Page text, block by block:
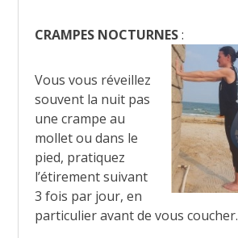
CRAMPES NOCTURNES:
Vous vous réveillez
souvent la nuit pas
une crampe au
mollet ou dans le
pied, pratiquez
l’étirement suivant
3 fois par jour, en
particulier avant de vous coucher.